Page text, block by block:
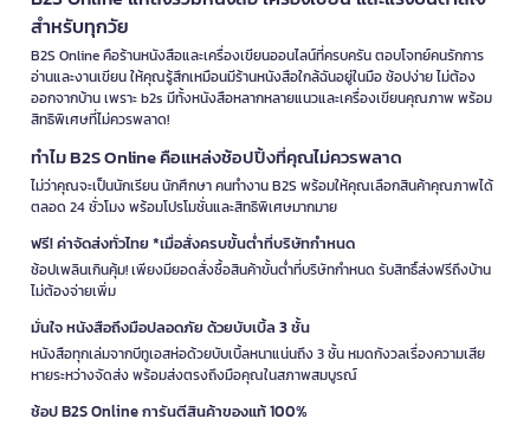
สำหรับทุกวัย
B2S Online คือร้านหนังสือและเครื่องเขียนออนไลน์ที่ครบครัน ตอบโจทย์คนรักการ
อ่านและงานเขียน ให้คุณรู้สึกเหมือนมีร้านหนังสือใกล้ฉันอยู่ในมือ ช้อปง่าย ไม่ต้อง
ออกจากบ้าน เพราะ b2s มีทั้งหนังสือหลากหลายแนวและเครื่องเขียนคุณภาพ พร้อม
สิทธิพิเศษที่ไม่ควรพลาด!
ทำไม B2S Online คือแหล่งช้อปปิ้งที่คุณไม่ควรพลาด
ไม่ว่าคุณจะเป็นนักเรียน นักศึกษา คนทำงาน B2S พร้อมให้คุณเลือกสินค้าคุณภาพได้
ตลอด 24 ชั่วโมง พร้อมโปรโมชั่นและสิทธิพิเศษมากมาย
ฟรี! ค่าจัดส่งทั่วไทย *เมื่อสั่งครบขั้นต่ำที่บริษัทกำหนด
ช้อปเพลินเกินคุ้ม! เพียงมียอดสั่งซื้อสินค้าขั้นต่ำที่บริษัทกำหนด รับสิทธิ์ส่งฟรีถึงบ้าน
ไม่ต้องจ่ายเพิ่ม
มั่นใจ หนังสือถึงมือปลอดภัย ด้วยบับเบิ้ล 3 ชั้น
หนังสือทุกเล่มจากบีทูเอสห่อด้วยบับเบิ้ลหนาแน่นถึง 3 ชั้น หมดกังวลเรื่องความเสีย
หายระหว่างจัดส่ง พร้อมส่งตรงถึงมือคุณในสภาพสมบูรณ์
ช้อป B2S Online การันตีสินค้าของแท้ 100%